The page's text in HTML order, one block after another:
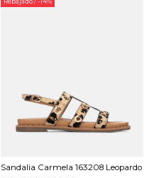
Sandalia Carmela 163208 Leopardo